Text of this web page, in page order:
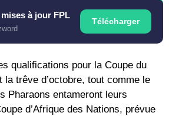
à jour FPL
Télécharger
qualifications pour la Coupe du
la trêve d’octobre, tout comme le
Pharaons entameront leurs
d’Afrique des Nations, prévue